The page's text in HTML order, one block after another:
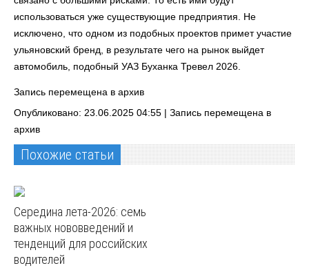
использоваться уже существующие предприятия. Не
исключено, что одном из подобных проектов примет участие
ульяновский бренд, в результате чего на рынок выйдет
автомобиль, подобный УАЗ Буханка Тревел 2026.
Запись перемещена в архив
Опубликовано: 23.06.2025 04:55 | Запись перемещена в
архив
Похожие статьи
Середина лета-2026: семь
важных нововведений и
тенденций для российских
водителей